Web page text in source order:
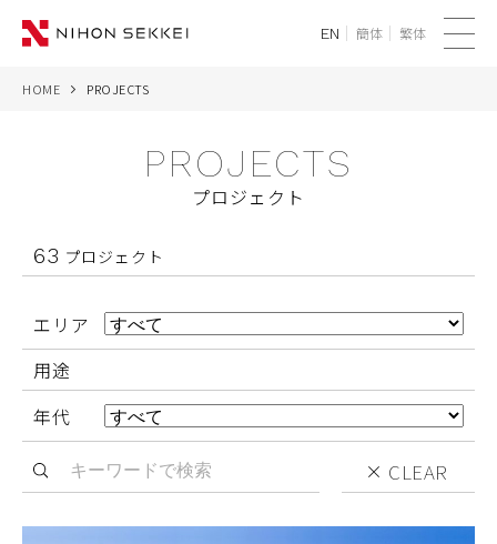
THINK
NEWS
CORPORATE
CONTACT
EN 簡体 繁体
HOME PROJECTS
PROJECTS
プロジェクト
63 プロジェクト
エリア
用途
年代
CLEAR